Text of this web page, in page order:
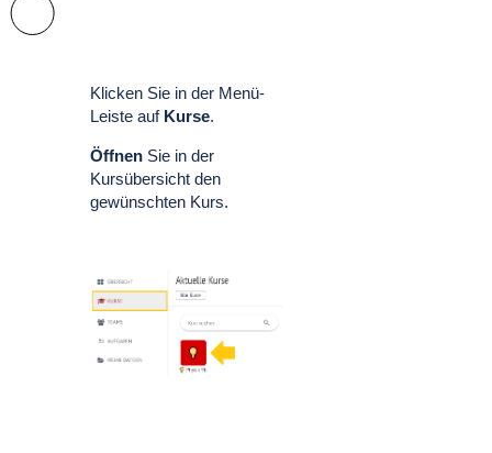
Klicken Sie in der Menü-
Leiste auf Kurse.
Öffnen Sie in der
Kursübersicht den
gewünschten Kurs.